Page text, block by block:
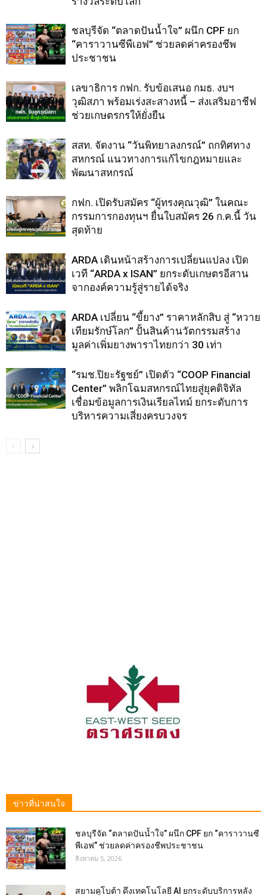
ชลบุรีจัด “ตลาดปันน้ำใจ” ผนึก CPF ยก
“คาราวานซีพีเอฟ” ช่วยลดค่าครองชีพ
ประชาชน
เลขาธิการ กฟก. รับข้อเสนอ กมธ. งบฯ
วุฒิสภา พร้อมเร่งสะสางหนี้ – ส่งเสริมอาชีฟ
ช่วยเกษตรกรให้ยั่งยืน
สสท. จัดงาน “วันพิทยาลงกรณ์” ถกทิศทาง
สหกรณ์ แนวทางการแก้ไขกฎหมายและ
พัฒนาสหกรณ์
กฟก. เปิดรับสมัคร “ผู้ทรงคุณวุฒิ” ในคณะ
กรรมการกองทุนฯ ยื่นใบสมัคร 26 ก.ค.นี้ วัน
สุดท้าย
ARDA เดินหน้าสร้างการเปลี่ยนแปลง เปิด
เวที “ARDA x ISAN” ยกระดับเกษตรอีสาน
จากองค์ความรู้สู่รายได้จริง
ARDA เปลี่ยน “ขี้ยาง” ราคาหลักสิบ สู่ “หวาย
เทียมรักษ์โลก” ปั้นสินค้านวัตกรรมสร้าง
มูลค่าเพิ่มยางพาราไทยกว่า 30 เท่า
“รมช.ปิยะรัฐชย์” เปิดตัว “COOP Financial
Center” พลิกโฉมสหกรณ์ไทยสู่ยุคดิจิทัล
เชื่อมข้อมูลการเงินเรียลไทม์ ยกระดับการ
บริหารความเสี่ยงครบวงจร
ข่าวที่น่าสนใจ
ชลบุรีจัด “ตลาดปันน้ำใจ” ผนึก CPF ยก “คาราวานซี
พีเอฟ” ช่วยลดค่าครองชีพประชาชน
สิงหาคม 5, 2026
สยามคูโบต้า ดึงเทคโนโลยี AI ยกระดับบริการหลัง